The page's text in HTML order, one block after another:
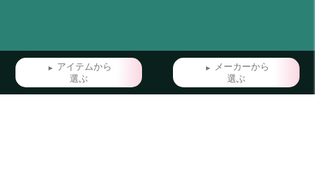
アイテムから
選ぶ
メーカーから
選ぶ